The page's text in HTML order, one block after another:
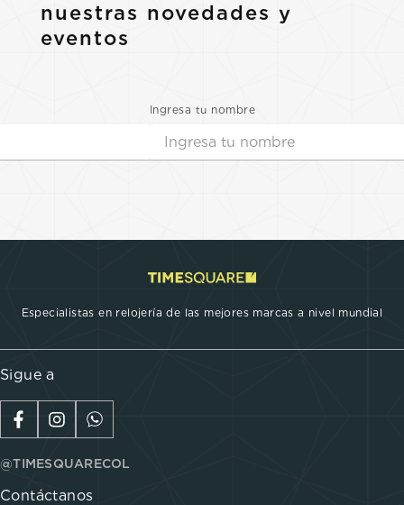
nuestras novedades y
eventos
Ingresa tu nombre
Especialistas en relojería de las mejores marcas a nivel mundial
Sigue a
@TIMESQUARECOL
Contáctanos